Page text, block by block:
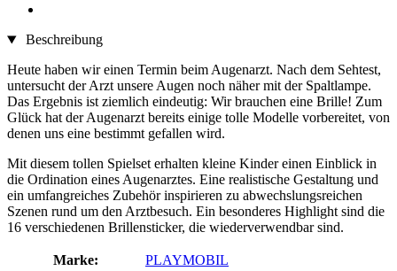
Beschreibung
Heute haben wir einen Termin beim Augenarzt. Nach dem Sehtest,
untersucht der Arzt unsere Augen noch näher mit der Spaltlampe.
Das Ergebnis ist ziemlich eindeutig: Wir brauchen eine Brille! Zum
Glück hat der Augenarzt bereits einige tolle Modelle vorbereitet, von
denen uns eine bestimmt gefallen wird.
Mit diesem tollen Spielset erhalten kleine Kinder einen Einblick in
die Ordination eines Augenarztes. Eine realistische Gestaltung und
ein umfangreiches Zubehör inspirieren zu abwechslungsreichen
Szenen rund um den Arztbesuch. Ein besonderes Highlight sind die
16 verschiedenen Brillensticker, die wiederverwendbar sind.
Marke:
PLAYMOBIL